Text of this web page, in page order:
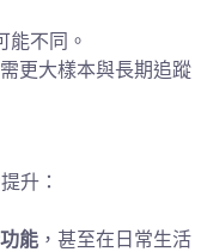
能不同。
更大樣本與長期追蹤
升：
能 ，甚至在日常生活